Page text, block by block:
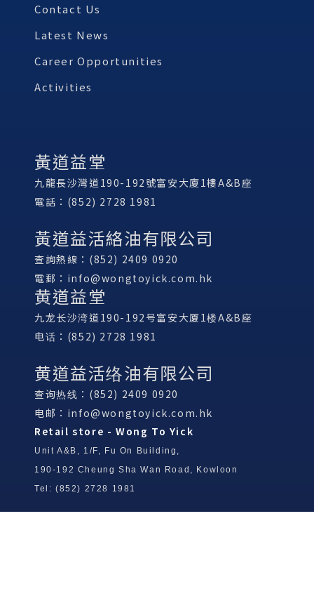
Contact Us
Latest News
Career Opportunities
Activities
黃道益堂
九龍長沙灣道190-192號富安大廈1樓A&B座
電話：(852) 2728 1981
黃道益活絡油有限公司
查詢熱線：(852) 2409 0920
電郵： info@wongtoyick.com.hk
黄道益堂
九龙长沙湾道190-192号富安大厦1楼A&B座
电话：(852) 2728 1981
黄道益活络油有限公司
查询热线：(852) 2409 0920
电邮： info@wongtoyick.com.hk
Retail store - Wong To Yick
Unit A&B, 1/F, Fu On Building,
190-192 Cheung Sha Wan Road, Kowloon
Tel: (852) 2728 1981